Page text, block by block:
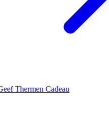
Thermen Cadeau